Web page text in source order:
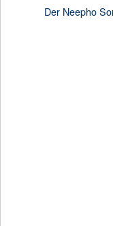
Der Neepho